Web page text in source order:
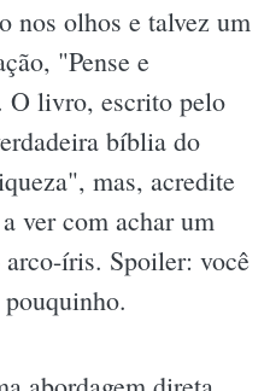
nos olhos e talvez um
"Pense e
O livro, escrito pelo
bíblia do
mas, acredite
ver com achar um
íris. Spoiler: você